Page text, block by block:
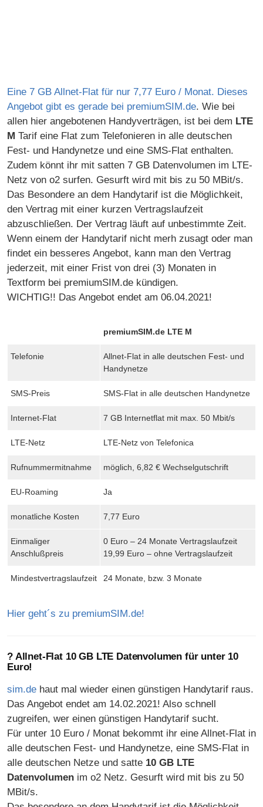
Eine 7 GB Allnet-Flat für nur 7,77 Euro / Monat. Dieses
Angebot gibt es gerade bei premiumSIM.de. Wie bei
allen hier angebotenen Handyverträgen, ist bei dem LTE
M Tarif eine Flat zum Telefonieren in alle deutschen
Fest- und Handynetze und eine SMS-Flat enthalten.
Zudem könnt ihr mit satten 7 GB Datenvolumen im LTE-
Netz von o2 surfen. Gesurft wird mit bis zu 50 MBit/s.
Das Besondere an dem Handytarif ist die Möglichkeit,
den Vertrag mit einer kurzen Vertragslaufzeit
abzuschließen. Der Vertrag läuft auf unbestimmte Zeit.
Wenn einem der Handytarif nicht merh zusagt oder man
findet ein besseres Angebot, kann man den Vertrag
jederzeit, mit einer Frist von drei (3) Monaten in
Textform bei premiumSIM.de kündigen.
WICHTIG!! Das Angebot endet am 06.04.2021!
premiumSIM.de LTE M
Telefonie
Allnet-Flat in alle deutschen Fest- und
Handynetze
SMS-Preis SMS-Flat in alle deutschen Handynetze
Internet-Flat 7 GB Internetflat mit max. 50 Mbit/s
LTE-Netz LTE-Netz von Telefonica
Rufnummermitnahme möglich, 6,82 € Wechselgutschrift
EU-Roaming Ja
monatliche Kosten 7,77 Euro
Einmaliger
Anschlußpreis
0 Euro – 24 Monate Vertragslaufzeit
19,99 Euro – ohne Vertragslaufzeit
Mindestvertragslaufzeit 24 Monate, bzw. 3 Monate
Hier geht´s zu premiumSIM.de!
? Allnet-Flat 10 GB LTE Datenvolumen für unter 10
Euro!
sim.de haut mal wieder einen günstigen Handytarif raus.
Das Angebot endet am 14.02.2021! Also schnell
zugreifen, wer einen günstigen Handytarif sucht.
Für unter 10 Euro / Monat bekommt ihr eine Allnet-Flat in
alle deutschen Fest- und Handynetze, eine SMS-Flat in
alle deutschen Netze und satte 10 GB LTE
Datenvolumen im o2 Netz. Gesurft wird mit bis zu 50
MBit/s.